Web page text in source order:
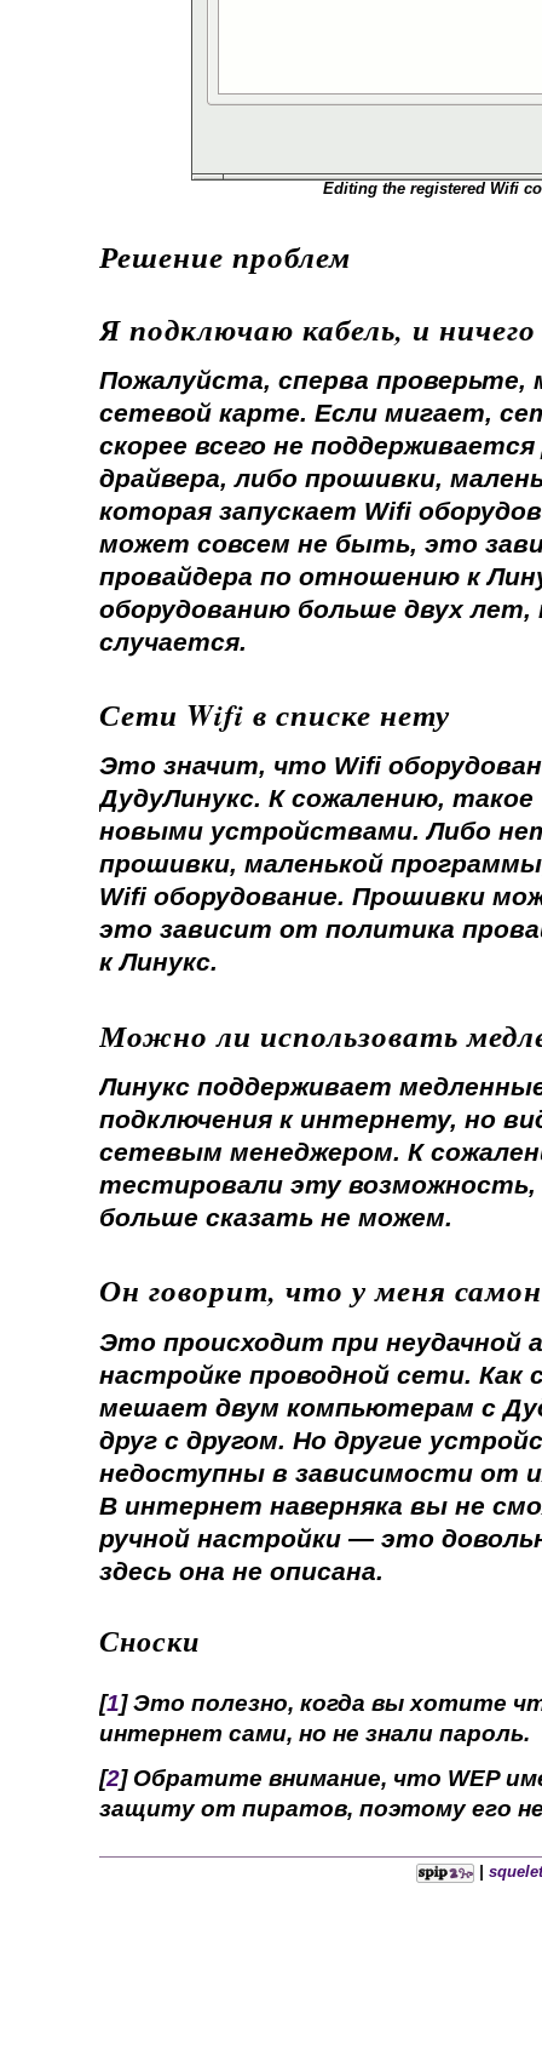
Editing the registered Wifi
Решение проблем
Я подключаю кабель, и
Пожалуйста, сперва проверьте,
сетевой карте. Если мигает,
скорее всего не
драйвера, либо прошивки,
которая запускает Wifi
может совсем не быть, это
провайдера по отношению к
оборудованию больше двух лет,
случается.
Сети Wifi в списке нету
Это значит, что Wifi
ДудуЛинукс. К сожалению,
новыми устройствами. Либо
прошивки, маленькой
Wifi оборудование. Прошивки
это зависит от политика
к Линукс.
Можно ли использовать
Линукс поддерживает
подключения к интернету, но
сетевым менеджером. К
тестировали эту возможность,
больше сказать не можем.
Он говорит, что у меня
Это происходит при неудачной
настройке проводной сети. Как
мешает двум компьютерам с
друг с другом. Но другие
недоступны в зависимости от
В интернет наверняка вы не
ручной настройки — это
здесь она не описана.
Сноски
[1] Это полезно, когда вы хотите
интернет сами, но не знали пароль.
[2] Обратите внимание, что WEP
защиту от пиратов, поэтому его